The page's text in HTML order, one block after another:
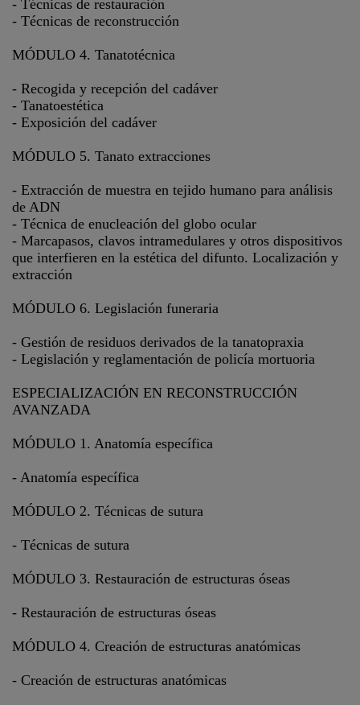
- Técnicas de restauración
- Técnicas de reconstrucción
MÓDULO 4. Tanatotécnica
- Recogida y recepción del cadáver
- Tanatoestética
- Exposición del cadáver
MÓDULO 5. Tanato extracciones
- Extracción de muestra en tejido humano para análisis
de ADN
- Técnica de enucleación del globo ocular
- Marcapasos, clavos intramedulares y otros dispositivos
que interfieren en la estética del difunto. Localización y
extracción
MÓDULO 6. Legislación funeraria
- Gestión de residuos derivados de la tanatopraxia
- Legislación y reglamentación de policía mortuoria
ESPECIALIZACIÓN EN RECONSTRUCCIÓN
AVANZADA
MÓDULO 1. Anatomía específica
- Anatomía específica
MÓDULO 2. Técnicas de sutura
- Técnicas de sutura
MÓDULO 3. Restauración de estructuras óseas
- Restauración de estructuras óseas
MÓDULO 4. Creación de estructuras anatómicas
- Creación de estructuras anatómicas